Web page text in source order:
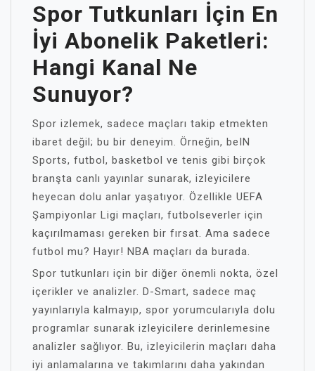
Spor Tutkunları İçin En
İyi Abonelik Paketleri:
Hangi Kanal Ne
Sunuyor?
Spor izlemek, sadece maçları takip etmekten
ibaret değil; bu bir deneyim. Örneğin, beIN
Sports, futbol, basketbol ve tenis gibi birçok
branşta canlı yayınlar sunarak, izleyicilere
heyecan dolu anlar yaşatıyor. Özellikle UEFA
Şampiyonlar Ligi maçları, futbolseverler için
kaçırılmaması gereken bir fırsat. Ama sadece
futbol mu? Hayır! NBA maçları da burada.
Spor tutkunları için bir diğer önemli nokta, özel
içerikler ve analizler. D-Smart, sadece maç
yayınlarıyla kalmayıp, spor yorumcularıyla dolu
programlar sunarak izleyicilere derinlemesine
analizler sağlıyor. Bu, izleyicilerin maçları daha
iyi anlamalarına ve takımlarını daha yakından